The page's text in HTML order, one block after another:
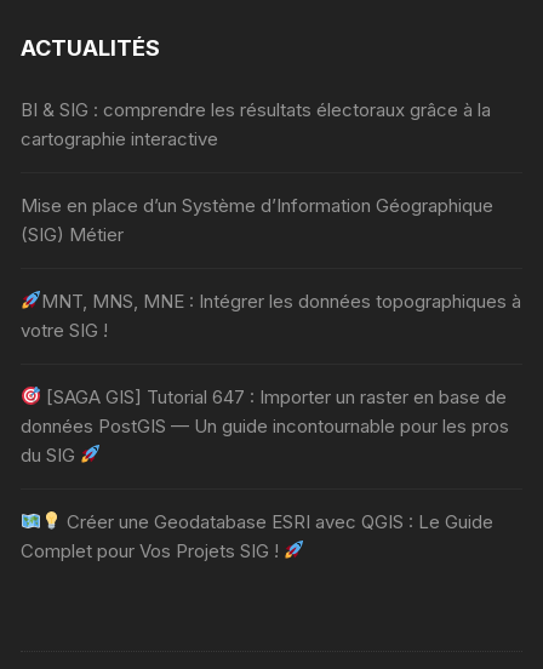
ACTUALITÉS
BI & SIG : comprendre les résultats électoraux grâce à la
cartographie interactive
Mise en place d’un Système d’Information Géographique
(SIG) Métier
MNT, MNS, MNE : Intégrer les données topographiques à
votre SIG !
[SAGA GIS] Tutorial 647 : Importer un raster en base de
données PostGIS — Un guide incontournable pour les pros
du SIG
Créer une Geodatabase ESRI avec QGIS : Le Guide
Complet pour Vos Projets SIG !